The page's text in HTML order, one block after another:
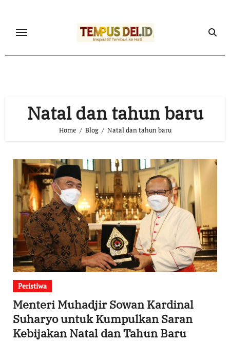
content
Natal dan tahun baru
Home Blog Natal dan tahun baru
Peristiwa
Menteri Muhadjir Sowan Kardinal
Suharyo untuk Kumpulkan Saran
Kebijakan Natal dan Tahun Baru